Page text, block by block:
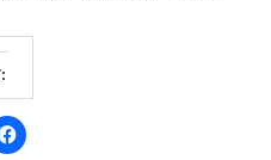
F
a